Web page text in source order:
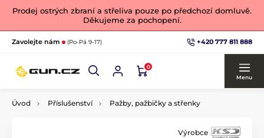
Prodej ostrých zbraní a střeliva pouze po předchozí domluvě.
Děkujeme za pochopení.
Zavolejte nám (Po-Pá 9-17) +420 777 811 888
0
Menu
Úvod Příslušenství Pažby, pažbičky a střenky
Výrobce